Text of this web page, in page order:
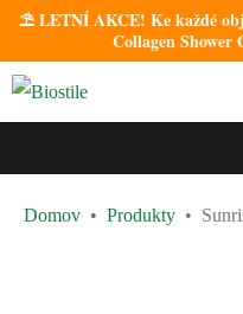
⛱️ LETNÍ AKCE! Ke každé
Collagen Shower
Domov Produkty